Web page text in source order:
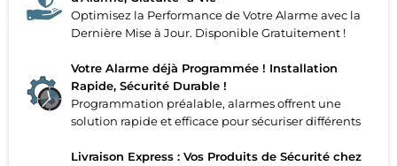
Optimisez la Performance de Votre Alarme avec la
Dernière Mise à Jour. Disponible Gratuitement !
Votre Alarme déjà Programmée ! Installation
Rapide, Sécurité Durable !
Programmation préalable, alarmes offrent une
solution rapide et efficace pour sécuriser différents
Livraison Express : Vos Produits de Sécurité chez